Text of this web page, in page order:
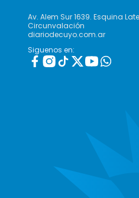
Av. Alem Sur 1639. Esquina
Circunvalación
diariodecuyo.com.ar
Siguenos en: